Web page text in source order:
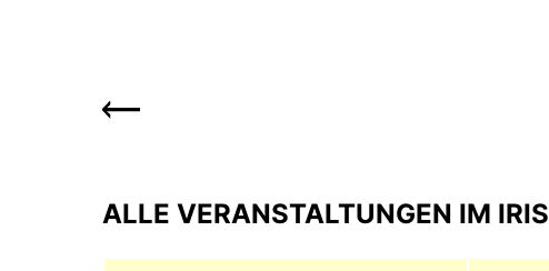
ALLE VERANSTALTUNGEN IM IRIS